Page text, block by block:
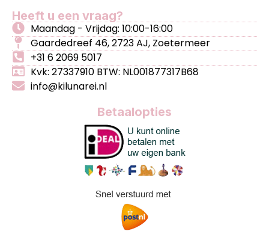
Heeft u een vraag?
Maandag - Vrijdag: 10:00-16:00
Gaardedreef 46, 2723 AJ, Zoetermeer
+31 6 2069 5017
Kvk: 27337910 BTW: NL001877317B68
info@kilunarei.nl
Betaalopties